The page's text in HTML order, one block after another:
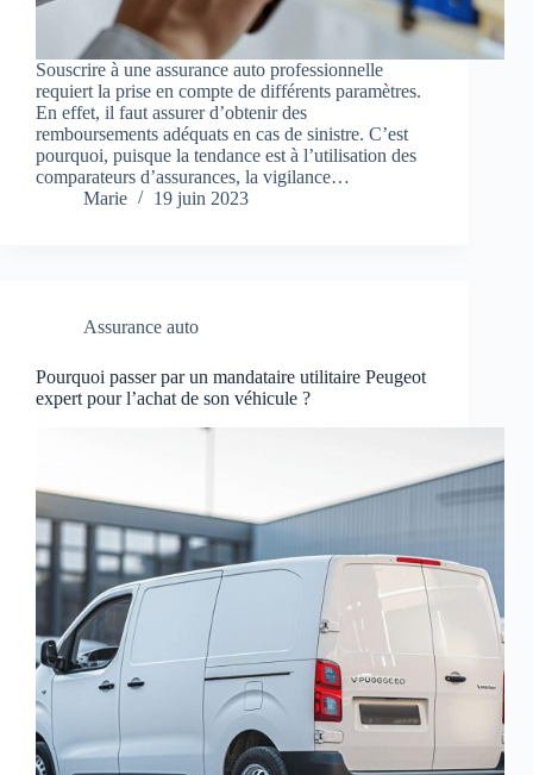
Souscrire à une assurance auto professionnelle
requiert la prise en compte de différents paramètres.
En effet, il faut assurer d’obtenir des
remboursements adéquats en cas de sinistre. C’est
pourquoi, puisque la tendance est à l’utilisation des
comparateurs d’assurances, la vigilance…
Marie
19 juin 2023
Assurance auto
Pourquoi passer par un mandataire utilitaire Peugeot
expert pour l’achat de son véhicule ?